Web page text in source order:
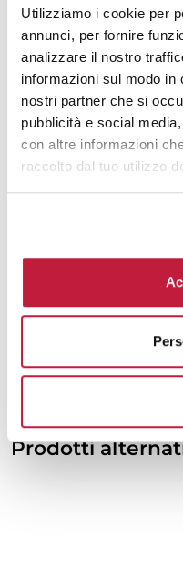
Utilizziamo i cookie per
annunci, per fornire
analizzare il nostro
informazioni sul modo
nostri partner che si
pubblicità e social
con altre informazioni
raccolto dal tuo utilizzo
3000
4000 €
5000 €
6000 €
7000 €
Tecniche di
Domande e
Prodotti